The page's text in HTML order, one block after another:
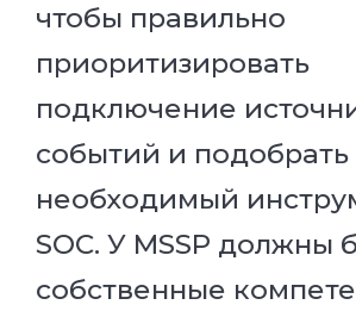
чтобы правильно
приоритизировать
подключение
событий и подобрать
необходимый
SOC. У MSSP должны
собственные